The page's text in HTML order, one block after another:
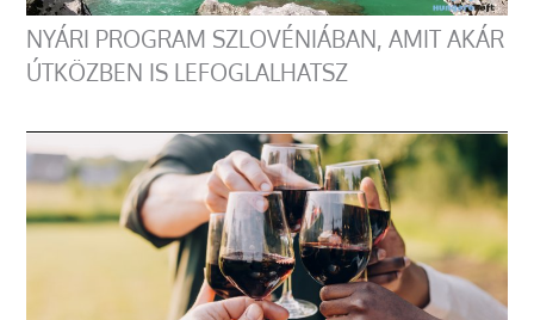
NYÁRI PROGRAM SZLOVÉNIÁBAN, AMIT AKÁR
ÚTKÖZBEN IS LEFOGLALHATSZ